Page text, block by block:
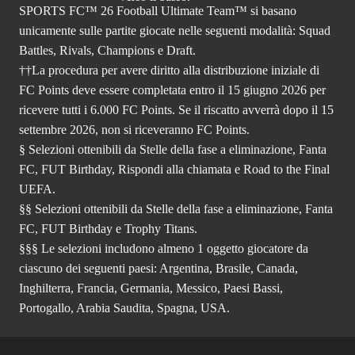
SPORTS FC™ 26 Football Ultimate Team™ si basano
unicamente sulle partite giocate nelle seguenti modalità: Squad
Battles, Rivals, Champions e Draft.
††La procedura per avere diritto alla distribuzione iniziale di
FC Points deve essere completata entro il 15 giugno 2026 per
ricevere tutti i 6.000 FC Points. Se il riscatto avverrà dopo il 15
settembre 2026, non si riceveranno FC Points.
§ Selezioni ottenibili da Stelle della fase a eliminazione, Fanta
FC, FUT Birthday, Rispondi alla chiamata e Road to the Final
UEFA.
§§ Selezioni ottenibili da Stelle della fase a eliminazione, Fanta
FC, FUT Birthday e Trophy Titans.
§§§ Le selezioni includono almeno 1 oggetto giocatore da
ciascuno dei seguenti paesi: Argentina, Brasile, Canada,
Inghilterra, Francia, Germania, Messico, Paesi Bassi,
Portogallo, Arabia Saudita, Spagna, USA.